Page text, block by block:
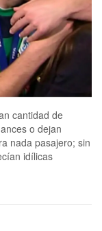
cantidad de
o dejan
nada pasajero; sin
idílicas